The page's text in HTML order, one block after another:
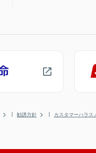
勧誘方針 カスタマーハラス